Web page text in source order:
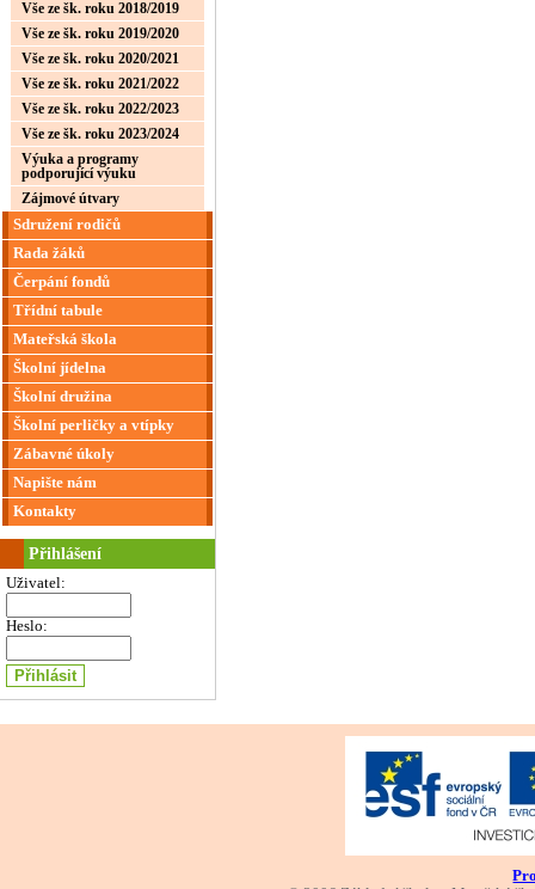
Vše ze šk. roku 2018/2019
Vše ze šk. roku 2019/2020
Vše ze šk. roku 2020/2021
Vše ze šk. roku 2021/2022
Vše ze šk. roku 2022/2023
Vše ze šk. roku 2023/2024
Výuka a programy
podporující výuku
Zájmové útvary
Sdružení rodičů
Rada žáků
Čerpání fondů
Třídní tabule
Mateřská škola
Školní jídelna
Školní družina
Školní perličky a vtípky
Zábavné úkoly
Napište nám
Kontakty
Přihlášení
Uživatel:
Heslo: